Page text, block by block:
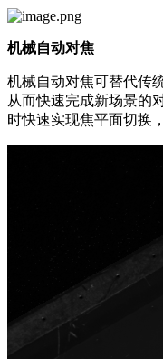
机械自动对焦
机械自动对焦可替代传统
从而快速完成新场景的
时快速实现焦平面切换